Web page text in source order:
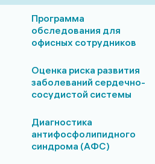
Программа
обследования для
офисных сотрудников
Оценка риска развития
заболеваний сердечно-
сосудистой системы
Диагностика
антифосфолипидного
синдрома (АФС)